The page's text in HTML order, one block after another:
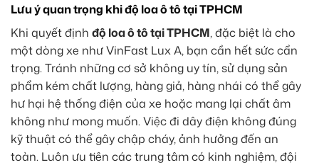
Lưu ý quan trọng khi độ loa ô tô tại TPHCM
Khi quyết định độ loa ô tô tại TPHCM, đặc biệt là cho
một dòng xe như VinFast Lux A, bạn cần hết sức cẩn
trọng. Tránh những cơ sở không uy tín, sử dụng sản
phẩm kém chất lượng, hàng giả, hàng nhái có thể gây
hư hại hệ thống điện của xe hoặc mang lại chất âm
không như mong muốn. Việc đi dây điện không đúng
kỹ thuật có thể gây chập cháy, ảnh hưởng đến an
toàn. Luôn ưu tiên các trung tâm có kinh nghiệm, đội